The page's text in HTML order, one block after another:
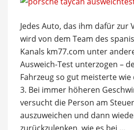
Jedes Auto, das ihm dafür zur
wird von dem Team des
Kanals km77.com unter
Ausweich-Test unterzogen –
Fahrzeug so gut meisterte wie
3. Bei immer höheren
versucht die Person am
auszuweichen und dann
zurückzulenken, wie es bei …